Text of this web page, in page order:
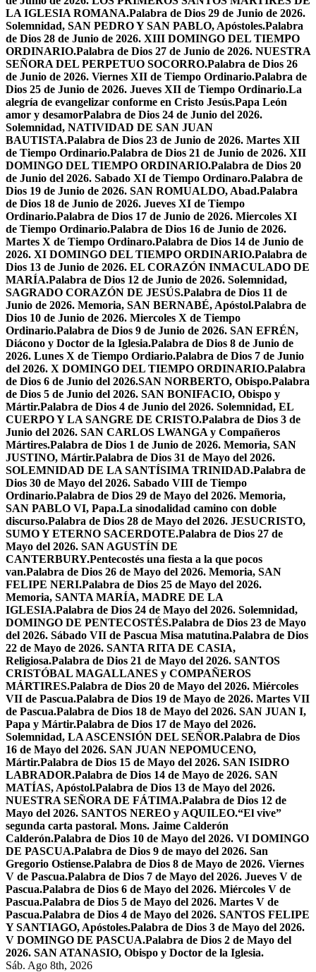
LA IGLESIA ROMANA.Palabra de Dios 29 de Junio de 2026.
Solemnidad, SAN PEDRO Y SAN PABLO, Apóstoles.Palabra
de Dios 28 de Junio de 2026. XIII DOMINGO DEL TIEMPO
ORDINARIO.Palabra de Dios 27 de Junio de 2026. NUESTRA
SEÑORA DEL PERPETUO SOCORRO.Palabra de Dios 26
de Junio de 2026. Viernes XII de Tiempo Ordinario.Palabra de
Dios 25 de Junio de 2026. Jueves XII de Tiempo Ordinario.La
alegría de evangelizar conforme en Cristo Jesús.Papa León
amor y desamorPalabra de Dios 24 de Junio del 2026.
Solemnidad, NATIVIDAD DE SAN JUAN
BAUTISTA.Palabra de Dios 23 de Junio de 2026. Martes XII
de Tiempo Ordinario.Palabra de Dios 21 de Junio de 2026. XII
DOMINGO DEL TIEMPO ORDINARIO.Palabra de Dios 20
de Junio del 2026. Sabado XI de Tiempo Ordinaro.Palabra de
Dios 19 de Junio de 2026. SAN ROMUALDO, Abad.Palabra
de Dios 18 de Junio de 2026. Jueves XI de Tiempo
Ordinario.Palabra de Dios 17 de Junio de 2026. Miercoles XI
de Tiempo Ordinario.Palabra de Dios 16 de Junio de 2026.
Martes X de Tiempo Ordinaro.Palabra de Dios 14 de Junio de
2026. XI DOMINGO DEL TIEMPO ORDINARIO.Palabra de
Dios 13 de Junio de 2026. EL CORAZÓN INMACULADO DE
MARÍA.Palabra de Dios 12 de Junio de 2026. Solemnidad,
SAGRADO CORAZÓN DE JESÚS.Palabra de Dios 11 de
Junio de 2026. Memoria, SAN BERNABÉ, Apóstol.Palabra de
Dios 10 de Junio de 2026. Miercoles X de Tiempo
Ordinario.Palabra de Dios 9 de Junio de 2026. SAN EFRÉN,
Diácono y Doctor de la Iglesia.Palabra de Dios 8 de Junio de
2026. Lunes X de Tiempo Ordiario.Palabra de Dios 7 de Junio
del 2026. X DOMINGO DEL TIEMPO ORDINARIO.Palabra
de Dios 6 de Junio del 2026.SAN NORBERTO, Obispo.Palabra
de Dios 5 de Junio del 2026. SAN BONIFACIO, Obispo y
Mártir.Palabra de Dios 4 de Junio del 2026. Solemnidad, EL
CUERPO Y LA SANGRE DE CRISTO.Palabra de Dios 3 de
Junio del 2026. SAN CARLOS LWANGA y Compañeros
Mártires.Palabra de Dios 1 de Junio de 2026. Memoria, SAN
JUSTINO, Mártir.Palabra de Dios 31 de Mayo del 2026.
SOLEMNIDAD DE LA SANTÍSIMA TRINIDAD.Palabra de
Dios 30 de Mayo del 2026. Sabado VIII de Tiempo
Ordinario.Palabra de Dios 29 de Mayo del 2026. Memoria,
SAN PABLO VI, Papa.La sinodalidad camino con doble
discurso.Palabra de Dios 28 de Mayo del 2026. JESUCRISTO,
SUMO Y ETERNO SACERDOTE.Palabra de Dios 27 de
Mayo del 2026. SAN AGUSTÍN DE
CANTERBURY.Pentecostés una fiesta a la que pocos
van.Palabra de Dios 26 de Mayo del 2026. Memoria, SAN
FELIPE NERI.Palabra de Dios 25 de Mayo del 2026.
Memoria, SANTA MARÍA, MADRE DE LA
IGLESIA.Palabra de Dios 24 de Mayo del 2026. Solemnidad,
DOMINGO DE PENTECOSTÉS.Palabra de Dios 23 de Mayo
del 2026. Sábado VII de Pascua Misa matutina.Palabra de Dios
22 de Mayo de 2026. SANTA RITA DE CASIA,
Religiosa.Palabra de Dios 21 de Mayo del 2026. SANTOS
CRISTÓBAL MAGALLANES y COMPAÑEROS
MÁRTIRES.Palabra de Dios 20 de Mayo del 2026. Miércoles
VII de Pascua.Palabra de Dios 19 de Mayo de 2026. Martes VII
de Pascua.Palabra de Dios 18 de Mayo del 2026. SAN JUAN I,
Papa y Mártir.Palabra de Dios 17 de Mayo del 2026.
Solemnidad, LA ASCENSIÓN DEL SEÑOR.Palabra de Dios
16 de Mayo del 2026. SAN JUAN NEPOMUCENO,
Mártir.Palabra de Dios 15 de Mayo del 2026. SAN ISIDRO
LABRADOR.Palabra de Dios 14 de Mayo de 2026. SAN
MATÍAS, Apóstol.Palabra de Dios 13 de Mayo del 2026.
NUESTRA SEÑORA DE FÁTIMA.Palabra de Dios 12 de
Mayo del 2026. SANTOS NEREO y AQUILEO.“El vive”
segunda carta pastoral. Mons. Jaime Calderón
Calderón.Palabra de Dios 10 de Mayo del 2026. VI DOMINGO
DE PASCUA.Palabra de Dios 9 de mayo del 2026. San
Gregorio Ostiense.Palabra de Dios 8 de Mayo de 2026. Viernes
V de Pascua.Palabra de Dios 7 de Mayo del 2026. Jueves V de
Pascua.Palabra de Dios 6 de Mayo del 2026. Miércoles V de
Pascua.Palabra de Dios 5 de Mayo del 2026. Martes V de
Pascua.Palabra de Dios 4 de Mayo del 2026. SANTOS FELIPE
Y SANTIAGO, Apóstoles.Palabra de Dios 3 de Mayo del 2026.
V DOMINGO DE PASCUA.Palabra de Dios 2 de Mayo del
2026. SAN ATANASIO, Obispo y Doctor de la Iglesia.
Sáb. Ago 8th, 2026